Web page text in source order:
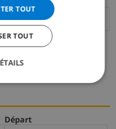
sont obligatoires )
Vos données personnelles ne
tiers.
Départ
TOUT
TOUT